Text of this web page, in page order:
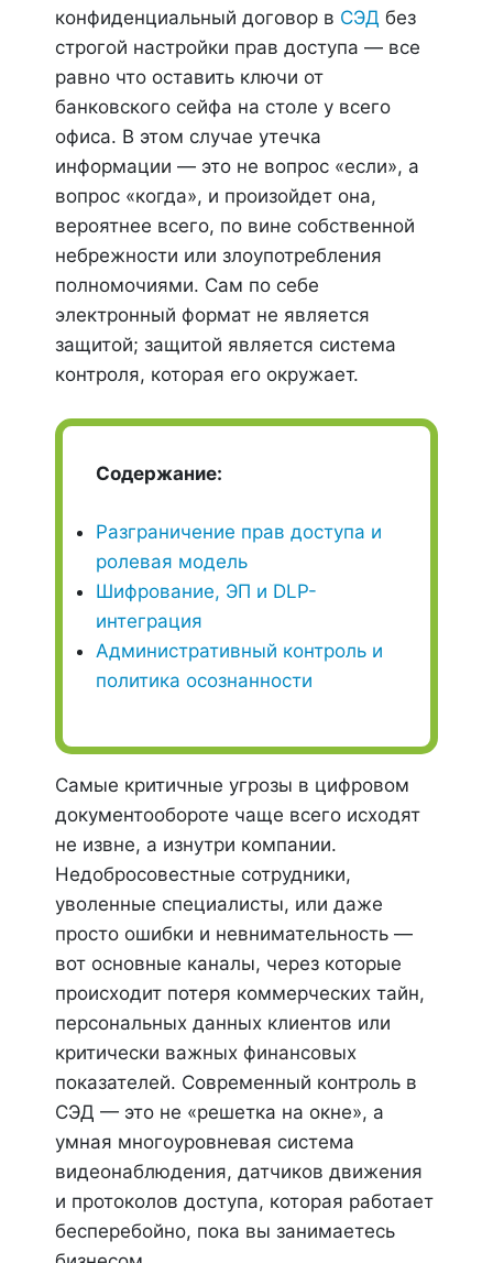
конфиденциальный договор в СЭД без
строгой настройки прав доступа — все
равно что оставить ключи от
банковского сейфа на столе у всего
офиса. В этом случае утечка
информации — это не вопрос «если», а
вопрос «когда», и произойдет она,
вероятнее всего, по вине собственной
небрежности или злоупотребления
полномочиями. Сам по себе
электронный формат не является
защитой; защитой является система
контроля, которая его окружает.
Содержание:
Разграничение прав доступа и
ролевая модель
Шифрование, ЭП и DLP-
интеграция
Административный контроль и
политика осознанности
Самые критичные угрозы в цифровом
документообороте чаще всего исходят
не извне, а изнутри компании.
Недобросовестные сотрудники,
уволенные специалисты, или даже
просто ошибки и невнимательность —
вот основные каналы, через которые
происходит потеря коммерческих тайн,
персональных данных клиентов или
критически важных финансовых
показателей. Современный контроль в
СЭД — это не «решетка на окне», а
умная многоуровневая система
видеонаблюдения, датчиков движения
и протоколов доступа, которая работает
бесперебойно, пока вы занимаетесь